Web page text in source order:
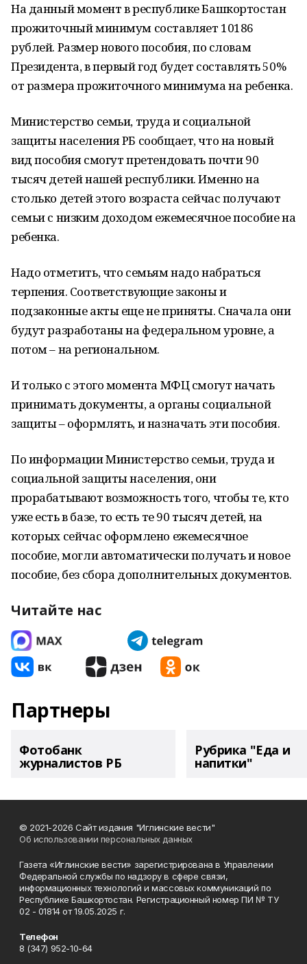
На данный момент в республике Башкортостан
прожиточный минимум составляет 10186
рублей. Размер нового пособия, по словам
Президента, в первый год будет составлять 50%
от размера прожиточного минимума на ребенка.
Министерство семьи, труда и социальной
защиты населения РБ сообщает, что на новый
вид пособия смогут претендовать почти 90
тысяч детей нашей республики. Именно на
столько детей этого возраста сейчас получают
семьи с низким доходом ежемесячное пособие на
ребенка.
Надо отметить, что семьям надо набраться
терпения. Соответствующие законы и
подзаконные акты еще не приняты. Сначала они
будут разработаны на федеральном уровне, а
потом – на региональном.
И только с этого момента МФЦ смогут начать
принимать документы, а органы социальной
защиты – оформлять, и назначать эти пособия.
По информации Министерство семьи, труда и
социальной защиты населения, они
прорабатывают возможность того, чтобы те, кто
уже есть в базе, то есть те 90 тысяч детей, на
которых сейчас оформлено ежемесячное
пособие, могли автоматически получать и новое
пособие, без сбора дополнительных документов.
Читайте нас
Партнеры
Фотобанк
журналистов РБ
Рубрика "Еда и
напитки"
© 2021-2026 Сайт издания "Иглинские вести"
Об использовании персональных данных
Газета «Иглинские вести» зарегистрирована в Управлении
Федеральной службы по надзору в сфере связи,
информационных технологий и массовых коммуникаций по
Республике Башкортостан. Регистрационный номер ПИ № ТУ
02 - 01814 от 19.05.2025 г.
Телефон
8 (347) 952-10-64